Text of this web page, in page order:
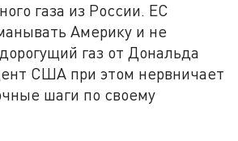
газа из России. ЕС
Америку и не
газ от Дональда
США при этом нервничает
шаги по своему